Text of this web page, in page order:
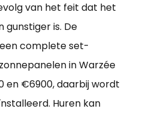
van het feit dat het
is. De
complete set-
in Warzée
en €6900, daarbij wordt
Huren kan